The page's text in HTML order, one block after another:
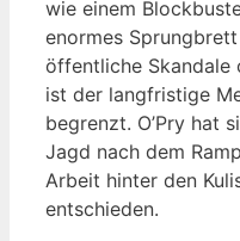
wie einem
enormes
öffentliche Skandale
ist der langfristige
begrenzt. O’Pry hat
Jagd nach dem
Arbeit hinter den
entschieden.